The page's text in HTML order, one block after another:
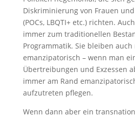
Diskriminierung von Frauen
(POCs, LBQTI+ etc.) richten.
immer zum traditionellen
Programmatik. Sie bleiben
emanzipatorisch – wenn man
Übertreibungen und Exzessen
immer am Rand
aufzutreten pflegen.
Wenn dann aber ein